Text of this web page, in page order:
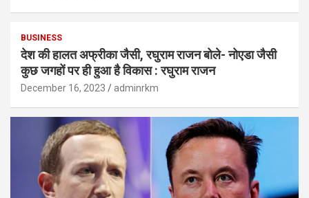
BUSINESS
देश की हालत अफ्रीका जैसी, रघुराम राजन बोले- नोएडा जैसी
कुछ जगहों पर ही हुआ है विकास : रघुराम राजन
December 16, 2023 adminrkm